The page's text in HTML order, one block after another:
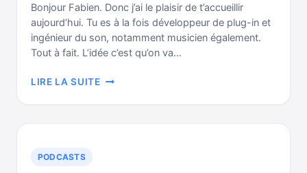
Bonjour Fabien. Donc j’ai le plaisir de t’accueillir
aujourd’hui. Tu es à la fois développeur de plug-in et
ingénieur du son, notamment musicien également.
Tout à fait. L’idée c’est qu’on va…
LIRE LA SUITELE
DE
VINZ,
PODCASTS